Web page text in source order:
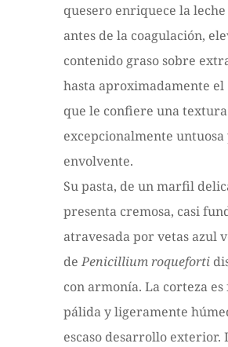
quesero enriquece la
antes de la coagulación,
contenido graso sobre
hasta aproximadamente el
que le confiere una textura
excepcionalmente untuosa
envolvente.
Su pasta, de un marfil
presenta cremosa, casi
atravesada por vetas azul
dePenicillium roqueforti
con armonía. La corteza es
pálida y ligeramente
escaso desarrollo exterior.